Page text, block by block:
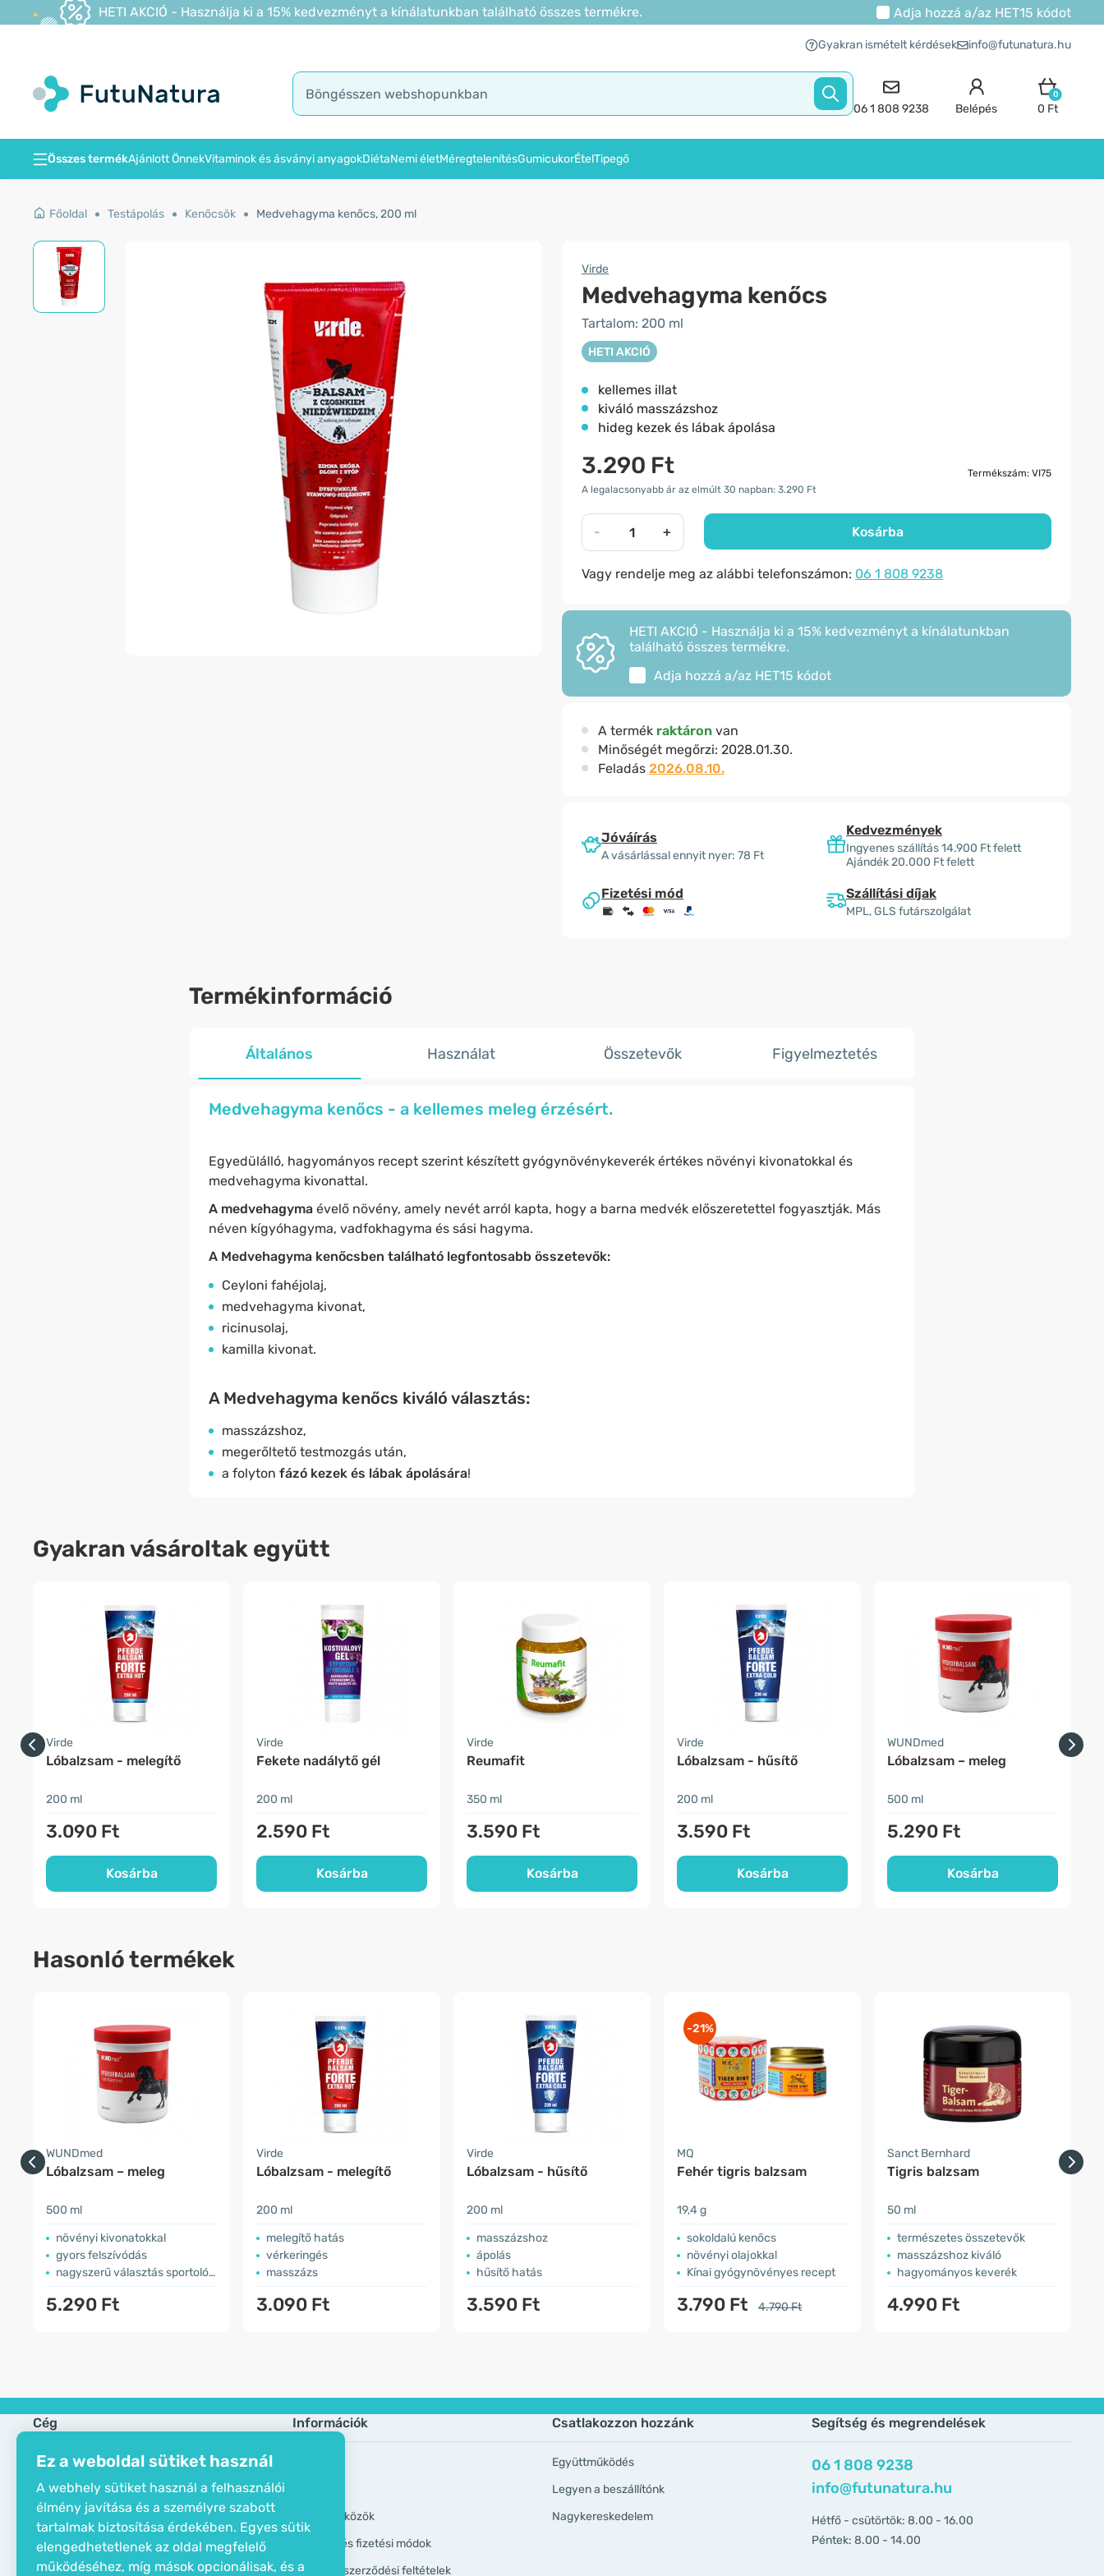
Ez a weboldal sütiket használ
A webhely sütiket használ a felhasználói
élmény javítása és a személyre szabott
tartalmak biztosítása érdekében. Egyes sütik
elengedhetetlenek az oldal megfelelő
működéséhez, míg mások opcionálisak, és a
HETI AKCIÓ - Használja ki a 15% kedvezményt a kínálatunkban található összes termékre. Adja hozzá a/az HET15 kódot
Gyakran ismételt kérdések info@futunatura.hu
06 1 808 9238 Belépés
0
0 Ft
Összes termékAjánlott ÖnnekVitaminok és ásványi anyagokDiétaNemi életMéregtelenítésGumicukorÉtelTipegő
Főoldal Testápolás Kenőcsök Medvehagyma kenőcs, 200 ml
Virde
Medvehagyma kenőcs
Tartalom: 200 ml
HETI AKCIÓ
​kellemes illat
kiváló masszázshoz
hideg kezek és lábak ápolása
3.290 Ft
Termékszám: VI75
A legalacsonyabb ár az elmúlt 30 napban: 3.290 Ft
- + Kosárba
Vagy rendelje meg az alábbi telefonszámon: 06 1 808 9238
HETI AKCIÓ - Használja ki a 15% kedvezményt a kínálatunkban
található összes termékre.
Adja hozzá a/az HET15 kódot
A termék raktáron van
Minőségét megőrzi: 2028.01.30.
Feladás 2026.08.10.
Jóváírás
A vásárlással ennyit nyer: 78 Ft
Kedvezmények
Ingyenes szállítás 14.900 Ft felett
Ajándék 20.000 Ft felett
Fizetési mód Szállítási díjak
MPL, GLS futárszolgálat
Termékinformáció
Általános Használat Összetevők Figyelmeztetés
Medvehagyma kenőcs - a kellemes meleg érzésért.
Egyedülálló, hagyományos recept szerint készített gyógynövénykeverék értékes növényi kivonatokkal és
medvehagyma kivonattal.
A medvehagymaévelő növény, amely nevét arról kapta, hogy a barna medvék előszeretettel fogyasztják. Más
néven kígyóhagyma, vadfokhagyma és sási hagyma.
A Medvehagyma kenőcsben található legfontosabb összetevők:
Ceyloni fahéjolaj,
medvehagyma kivonat,
ricinusolaj,
kamilla kivonat.
A Medvehagyma kenőcs kiváló választás:
masszázshoz,
megerőltető testmozgás után,
a folyton fázó kezek és lábak ápolására!
Gyakran vásároltak együtt
Virde
Lóbalzsam - melegítő
200 ml
3.090 Ft
Kosárba
Virde
Fekete nadálytő gél
200 ml
2.590 Ft
Kosárba
Virde
Reumafit
350 ml
3.590 Ft
Kosárba
Virde
Lóbalzsam - hűsítő
200 ml
3.590 Ft
Kosárba
WUNDmed
Lóbalzsam – meleg
500 ml
5.290 Ft
Kosárba
Hasonló termékek
WUNDmed
Lóbalzsam – meleg
500 ml
növényi kivonatokkal
gyors felszívódás
nagyszerű választás sportolók számára
5.290 Ft
Virde
Lóbalzsam - melegítő
200 ml
melegítő hatás
vérkeringés
masszázs
3.090 Ft
Virde
Lóbalzsam - hűsítő
200 ml
masszázshoz
ápolás
hűsítő hatás
3.590 Ft
-21%
MQ
Fehér tigris balzsam
19,4 g
sokoldalú kenőcs
növényi olajokkal
Kínai gyógynövényes recept
3.790 Ft 4.790 Ft
Sanct Bernhard
Tigris balzsam
50 ml
természetes összetevők
masszázshoz kiváló
hagyományos keverék
4.990 Ft
Cég
Öko tanusítvány
Elérhetőségek
Rólunk
Információk
GDPR eszközök
Szállítási és fizetési módok
Általános szerződési feltételek
Csatlakozzon hozzánk
Együttműködés
Legyen a beszállítónk
Nagykereskedelem
Segítség és megrendelések
06 1 808 9238
info@futunatura.hu
Hétfő - csütörtök: 8.00 - 16.00
Péntek: 8.00 - 14.00